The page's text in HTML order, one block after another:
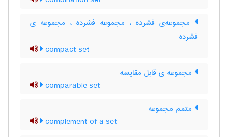
مجموعه‌ی فشرده ، مجموعه فشرده ، مجموعه ی
فشرده
compact set
مجموعه ی قابل مقایسه
comparable set
متمم مجموعه
complement of a set